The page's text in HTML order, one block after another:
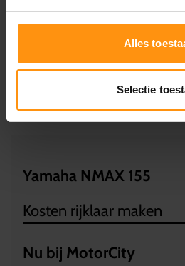
Alles
Selectie
Yamaha NMAX 155
Kosten rijklaar maken
Nu bij MotorCity